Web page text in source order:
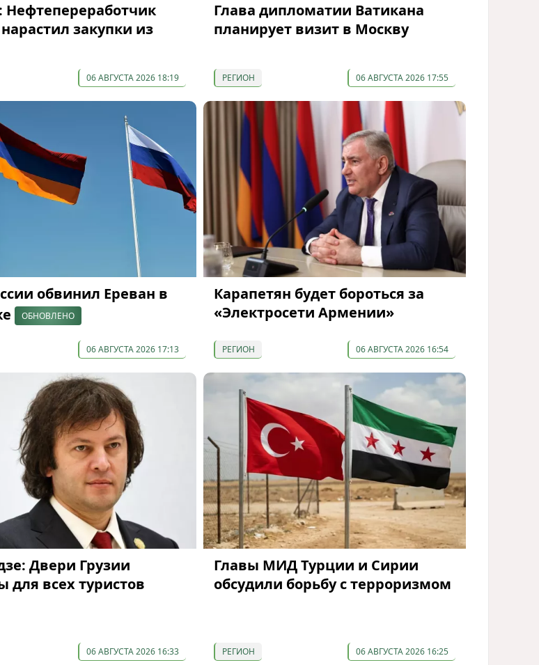
Нефтепереработчик
закупки из
06 АВГУСТА 2026 18:19
Глава дипломатии Ватикана
планирует визит в Москву
РЕГИОН 06 АВГУСТА 2026 17:55
обвинил Ереван в
ОБНОВЛЕНО
06 АВГУСТА 2026 17:13
Карапетян будет бороться за
«Электросети Армении»
РЕГИОН 06 АВГУСТА 2026 16:54
Двери Грузии
для всех туристов
06 АВГУСТА 2026 16:33
Главы МИД Турции и Сирии
обсудили борьбу с терроризмом
РЕГИОН 06 АВГУСТА 2026 16:25